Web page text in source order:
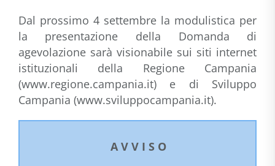
Dal prossimo 4 settembre la modulistica per
la presentazione della Domanda di
agevolazione sarà visionabile sui siti internet
istituzionali della Regione Campania
(www.regione.campania.it) e di Sviluppo
Campania (www.sviluppocampania.it).
A V V I S O